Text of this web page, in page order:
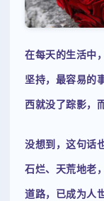
在每天的生活中
坚持，最容易的
西就没了踪影，
没想到，这句话
石烂、天荒地老
道路，已成为人